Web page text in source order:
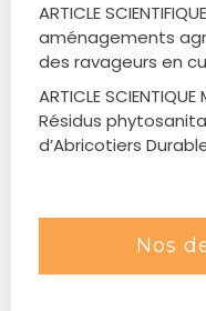
ARTICLE
aménagements
des ravageurs en
ARTICLE
Résidus
d’Abricotiers
Nos